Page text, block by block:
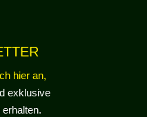
hier an,
exklusive